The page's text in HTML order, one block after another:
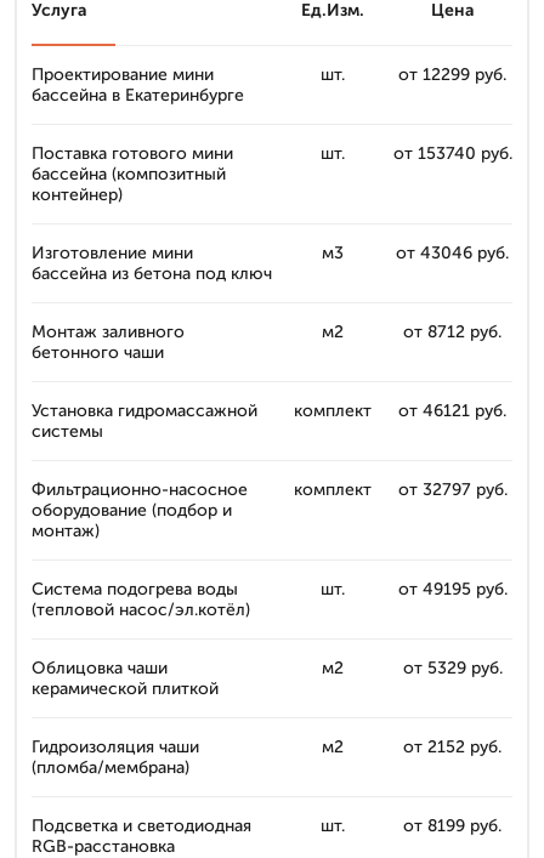
Услуга Ед.Изм. Цена
Проектирование мини
бассейна в Екатеринбурге
шт. от 12299 руб.
Поставка готового мини
бассейна (композитный
контейнер)
шт. от 153740 руб.
Изготовление мини
бассейна из бетона под ключ
м3 от 43046 руб.
Монтаж заливного
бетонного чаши
м2 от 8712 руб.
Установка гидромассажной
системы
комплект от 46121 руб.
Фильтрационно-насосное
оборудование (подбор и
монтаж)
комплект от 32797 руб.
Система подогрева воды
(тепловой насос/эл.котёл)
шт. от 49195 руб.
Облицовка чаши
керамической плиткой
м2 от 5329 руб.
Гидроизоляция чаши
(пломба/мембрана)
м2 от 2152 руб.
Подсветка и светодиодная
RGB-расстановка
шт. от 8199 руб.